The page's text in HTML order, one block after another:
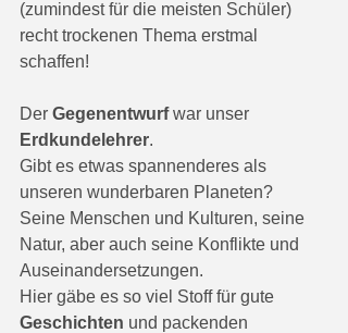
(zumindest für die meisten Schüler)
recht trockenen Thema erstmal
schaffen!
Der Gegenentwurf war unser
Erdkundelehrer.
Gibt es etwas spannenderes als
unseren wunderbaren Planeten?
Seine Menschen und Kulturen, seine
Natur, aber auch seine Konflikte und
Auseinandersetzungen.
Hier gäbe es so viel Stoff für gute
Geschichten und packenden